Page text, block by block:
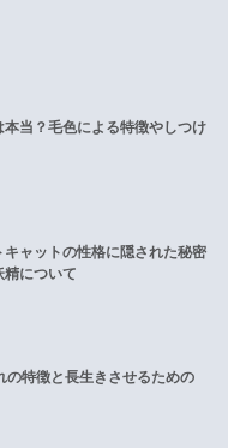
当？毛色による特徴やしつけ
ャットの性格に隠された秘密
精について
特徴と長生きさせるための